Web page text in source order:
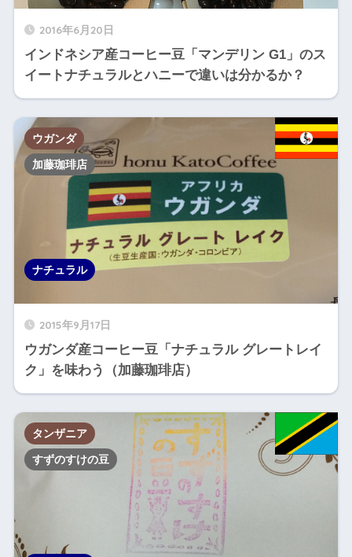
2016年6月20日
インドネシア産コーヒー豆「マンデリン G1」のス
イートナチュラルとハニーで違いは分かるか？
2015年9月17日
ウガンダ産コーヒー豆「ナチュラル グレートレイ
ク」を味わう（加藤珈琲店）
ウガンダ
ナチュラル
加藤珈琲店
タンザニア
すずのすけの豆